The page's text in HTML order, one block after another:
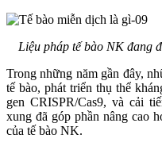
Liệu pháp tế bào NK đang
Trong những năm gần đây,
tế bào, phát triển thụ thể
gen CRISPR/Cas9, và cải
xung đã góp phần nâng cao
của tế bào NK.